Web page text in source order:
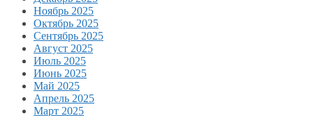
Ноябрь 2025
Октябрь 2025
Сентябрь 2025
Август 2025
Июль 2025
Июнь 2025
Май 2025
Апрель 2025
Март 2025